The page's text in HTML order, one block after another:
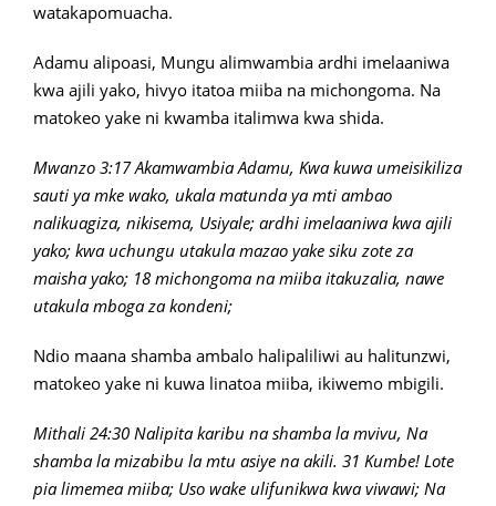
watakapomuacha.
Adamu alipoasi, Mungu alimwambia ardhi imelaaniwa
kwa ajili yako, hivyo itatoa miiba na michongoma. Na
matokeo yake ni kwamba italimwa kwa shida.
Mwanzo 3:17 Akamwambia Adamu, Kwa kuwa umeisikiliza
sauti ya mke wako, ukala matunda ya mti ambao
nalikuagiza, nikisema, Usiyale; ardhi imelaaniwa kwa ajili
yako; kwa uchungu utakula mazao yake siku zote za
maisha yako; 18 michongoma na miiba itakuzalia, nawe
utakula mboga za kondeni;
Ndio maana shamba ambalo halipaliliwi au halitunzwi,
matokeo yake ni kuwa linatoa miiba, ikiwemo mbigili.
Mithali 24:30 Nalipita karibu na shamba la mvivu, Na
shamba la mizabibu la mtu asiye na akili. 31 Kumbe! Lote
pia limemea miiba; Uso wake ulifunikwa kwa viwawi; Na